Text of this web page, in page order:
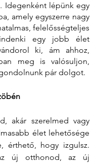
Idegenként lépünk egy
amely egyszerre nagy
felelősségteljes
egy jobb élet
ki, ám ahhoz,
meg is valósuljon,
pár dolgot.
akár szerelmed vagy
élet lehetősége
érthető, hogy izgulsz.
új otthonod, az új